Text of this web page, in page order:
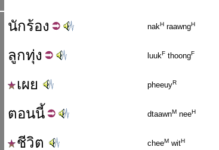
นักร้อง nakH raawngH
ลูกทุ่ง luukF thoongF
เผย pheeuyR
ตอนนี้ dtaawnM neeH
ชีวิต cheeM witH